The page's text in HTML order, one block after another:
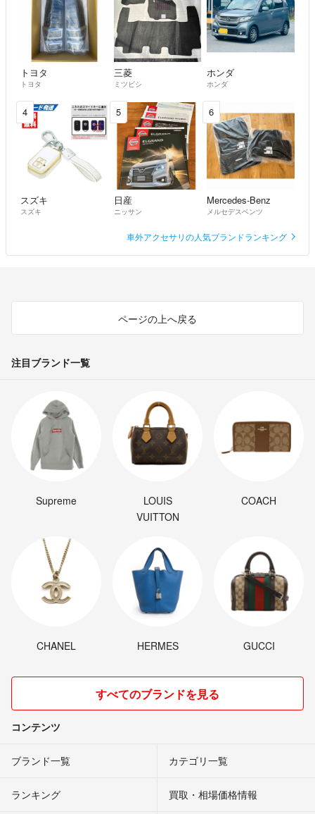
#車高調
#エアサス
#RAYS
#ボルクレーシング
#ADVAN
#ヨコハマ
#TOYOTIRES
#ドレスアップ
#アルファード
#ヴェルファイア
#bB
#タント
#ヴォクシー
#イニシャルD
#土屋圭市
#ドリフト
#スカイライン
#ポルシェ
#フェラーリ
#ヤン車
#TOYOTA
#NISSAN
#ニッサン
#MAZDA
#スズキ
トヨタ
トヨタ
三菱
ミツビシ
ホンダ
ホンダ
4
スズキ
スズキ
5
日産
ニッサン
6
Mercedes-Benz
メルセデスベンツ
車外アクセサリの人気ブランドランキング
ページの上へ戻る
注目ブランド一覧
Supreme
LOUIS
VUITTON
COACH
CHANEL HERMES GUCCI
すべてのブランドを見る
コンテンツ
ブランド一覧 カテゴリ一覧
ランキング 買取・相場価格情報